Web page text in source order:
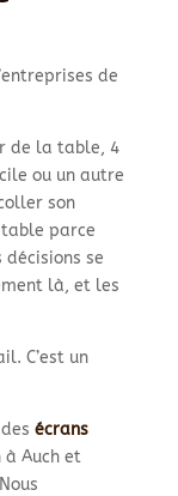
de
de la table, 4
ou un autre
son
parce
se
là, et les
C’est un
écrans
Auch et